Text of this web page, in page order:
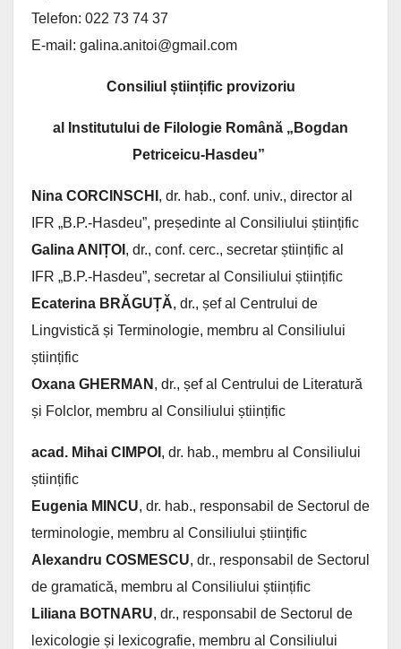
Telefon: 022 73 74 37
E-mail: galina.anitoi@gmail.com
Consiliul științific provizoriu
al Institutului de Filologie Română „Bogdan
Petriceicu-Hasdeu”
Nina CORCINSCHI , dr. hab., conf. univ., director al
IFR „B.P.-Hasdeu”, președinte al Consiliului științific
Galina ANIȚOI , dr., conf. cerc., secretar științific al
IFR „B.P.-Hasdeu”, secretar al Consiliului științific
Ecaterina BRĂGUȚĂ, dr., șef al Centrului de
Lingvistică și Terminologie, membru al Consiliului
științific
Oxana GHERMAN , dr., șef al Centrului de Literatură
și Folclor, membru al Consiliului științific
acad. Mihai CIMPOI , dr. hab., membru al Consiliului
științific
Eugenia MINCU, dr. hab., responsabil de Sectorul de
terminologie, membru al Consiliului științific
Alexandru COSMESCU, dr., responsabil de Sectorul
de gramatică, membru al Consiliului științific
Liliana BOTNARU, dr., responsabil de Sectorul de
lexicologie și lexicografie, membru al Consiliului